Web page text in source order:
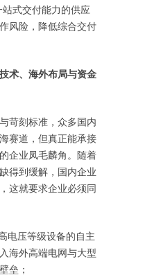
式交付能力的供应
风险，降低综合交付
术、海外布局与资金
苛刻标准，众多国内
赛道，但真正能承接
企业凤毛麟角。随着
得到缓解，国内企业
这就要求企业必须同
电压等级设备的自主
海外高端电网与大型
垒；